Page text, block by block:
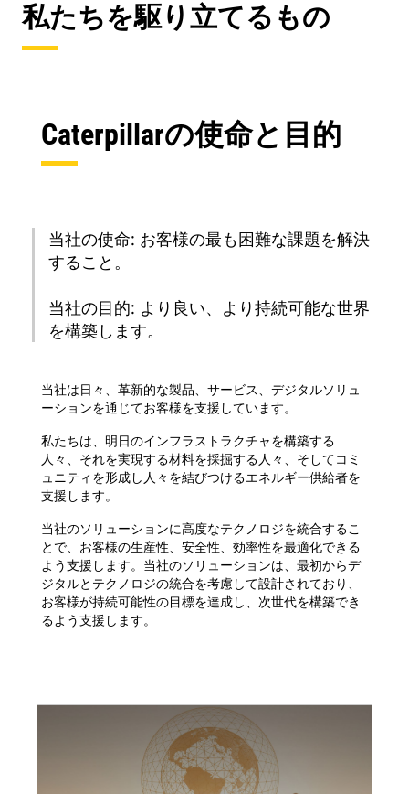
私たちを駆り立てるもの
Caterpillarの使命と目的
当社の使命: お客様の最も困難な課題を解決
すること。
当社の目的: より良い、より持続可能な世界
を構築します。
当社は日々、革新的な製品、サービス、デジタルソリュ
ーションを通じてお客様を支援しています。
私たちは、明日のインフラストラクチャを構築する
人々、それを実現する材料を採掘する人々、そしてコミ
ュニティを形成し人々を結びつけるエネルギー供給者を
支援します。
当社のソリューションに高度なテクノロジを統合するこ
とで、お客様の生産性、安全性、効率性を最適化できる
よう支援します。当社のソリューションは、最初からデ
ジタルとテクノロジの統合を考慮して設計されており、
お客様が持続可能性の目標を達成し、次世代を構築でき
るよう支援します。